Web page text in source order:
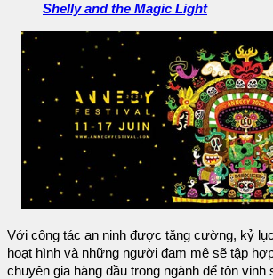
Shelly and the Magic Light
Với công tác an ninh được tăng cường, kỷ
hoạt hình và những người đam mê sẽ tập
chuyên gia hàng đầu trong ngành để tôn vinh